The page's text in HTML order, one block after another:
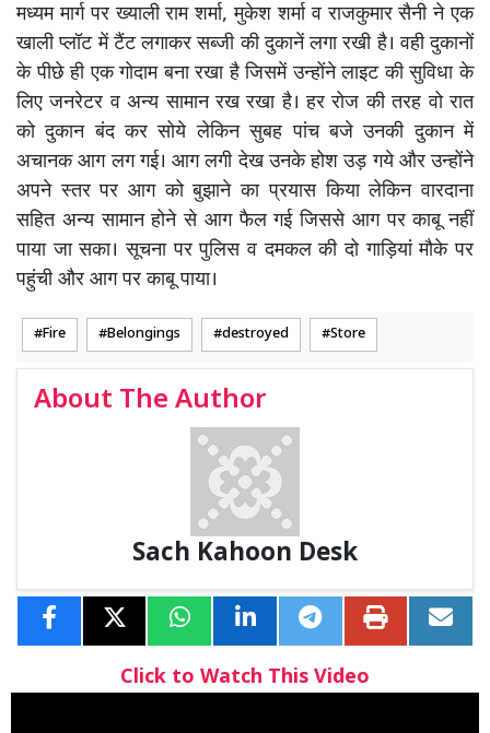
मध्यम मार्ग पर ख्याली राम शर्मा, मुकेश शर्मा व राजकुमार सैनी ने एक
खाली प्लॉट में टैंट लगाकर सब्जी की दुकानें लगा रखी है। वही दुकानों
के पीछे ही एक गोदाम बना रखा है जिसमें उन्होंने लाइट की सुविधा के
लिए जनरेटर व अन्य सामान रख रखा है। हर रोज की तरह वो रात
को दुकान बंद कर सोये लेकिन सुबह पांच बजे उनकी दुकान में
अचानक आग लग गई। आग लगी देख उनके होश उड़ गये और उन्होंने
अपने स्तर पर आग को बुझाने का प्रयास किया लेकिन वारदाना
सहित अन्य सामान होने से आग फैल गई जिससे आग पर काबू नहीं
पाया जा सका। सूचना पर पुलिस व दमकल की दो गाड़ियां मौके पर
पहुंची और आग पर काबू पाया।
Fire Belongings destroyed Store
About The Author
Sach Kahoon Desk
Click to Watch This Video